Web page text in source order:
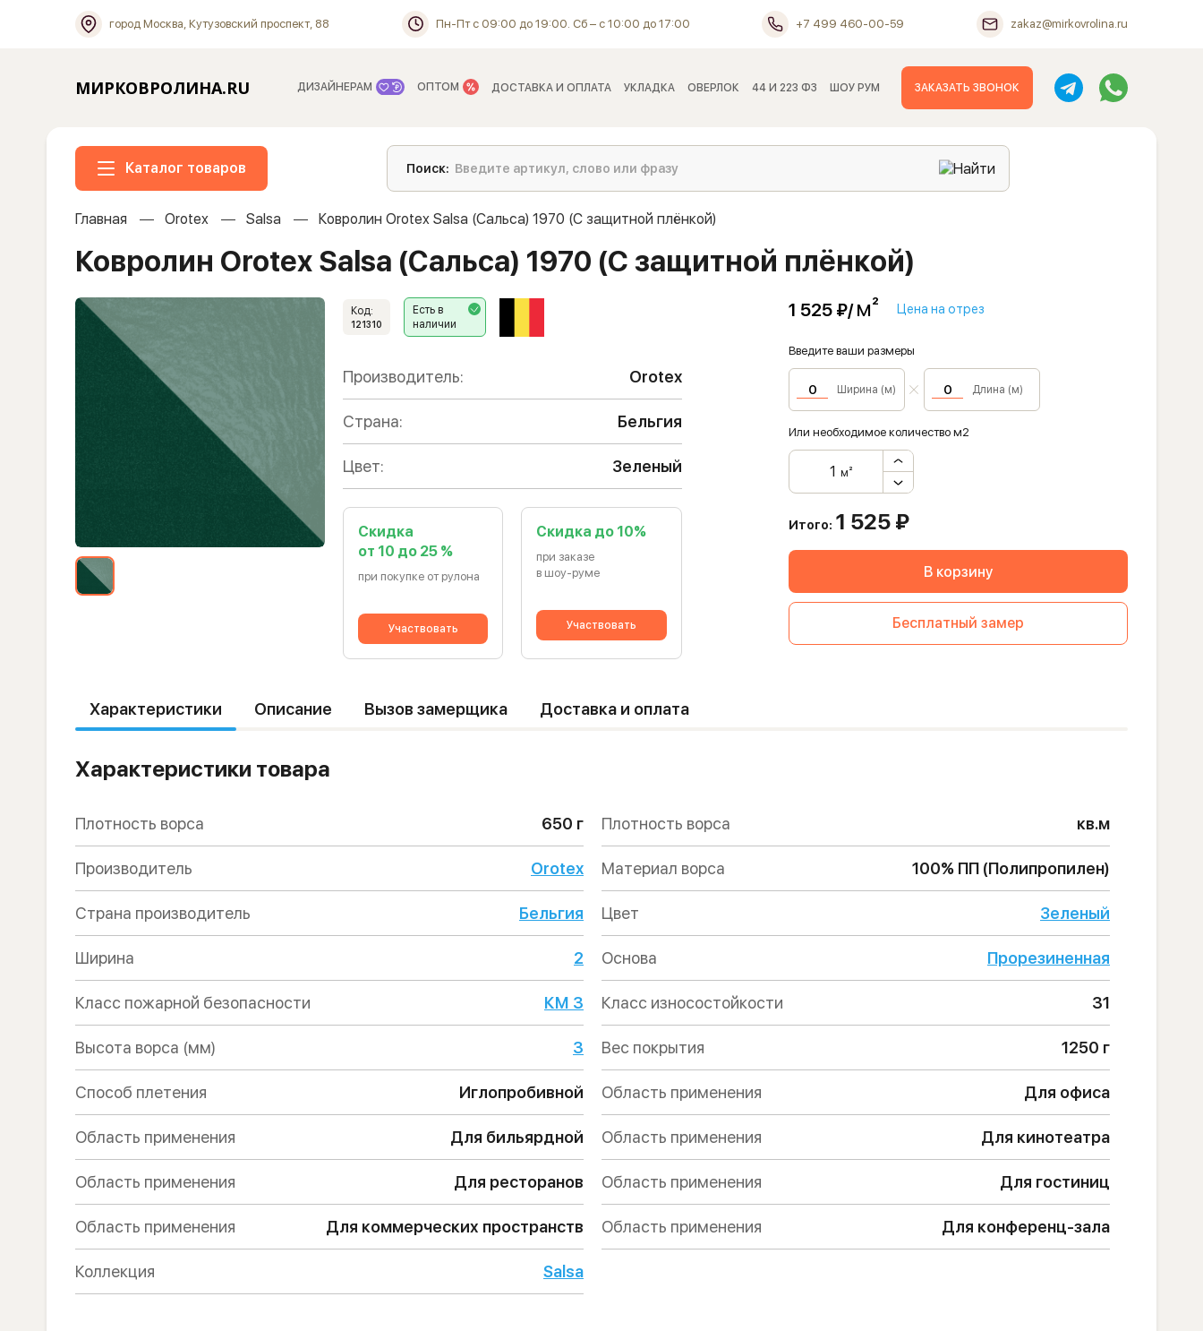
город Москва, Кутузовский проспект, 88 Пн-Пт с 09:00 до 19:00. Сб – с 10:00 до 17:00 +7 499 460-00-59 zakaz@mirkovrolina.ru
МИРКОВРОЛИНА.RU ДИЗАЙНЕРАМ ОПТОМ ДОСТАВКА И ОПЛАТА УКЛАДКА ОВЕРЛОК 44 И 223 ФЗ ШОУ РУМ ЗАКАЗАТЬ ЗВОНОК
Каталог товаров
Главная Orotex Salsa Ковролин Orotex Salsa (Сальса) 1970 (C защитной плёнкой)
Ковролин Orotex Salsa (Сальса) 1970 (C защитной плёнкой)
Код:
121310
Есть в
наличии
Производитель: Orotex
Страна: Бельгия
Цвет: Зеленый
Скидка
от 10 до 25 %
при покупке от рулона
Участвовать
Cкидка до 10%
при заказе
в шоу-руме
Участвовать
1 525 ₽/м² Цена на отрез
Введите ваши размеры
Ширина (м) Длина (м)
Или необходимое количество м2
м²
Итого: 1 525 ₽
В корзину
Бесплатный замер
Характеристики Описание Вызов замерщика Доставка и оплата
Характеристики товара
Плотность ворса 650 г Плотность ворса кв.м
Производитель Orotex Материал ворса 100% ПП (Полипропилен)
Страна производитель Бельгия Цвет Зеленый
Ширина 2 Основа Прорезиненная
Класс пожарной безопасности КМ 3 Класс износостойкости 31
Высота ворса (мм) 3 Вес покрытия 1250 г
Способ плетения Иглопробивной Область применения Для офиса
Область применения Для бильярдной Область применения Для кинотеатра
Область применения Для ресторанов Область применения Для гостиниц
Область применения Для коммерческих пространств Область применения Для конференц-зала
Коллекция Salsa